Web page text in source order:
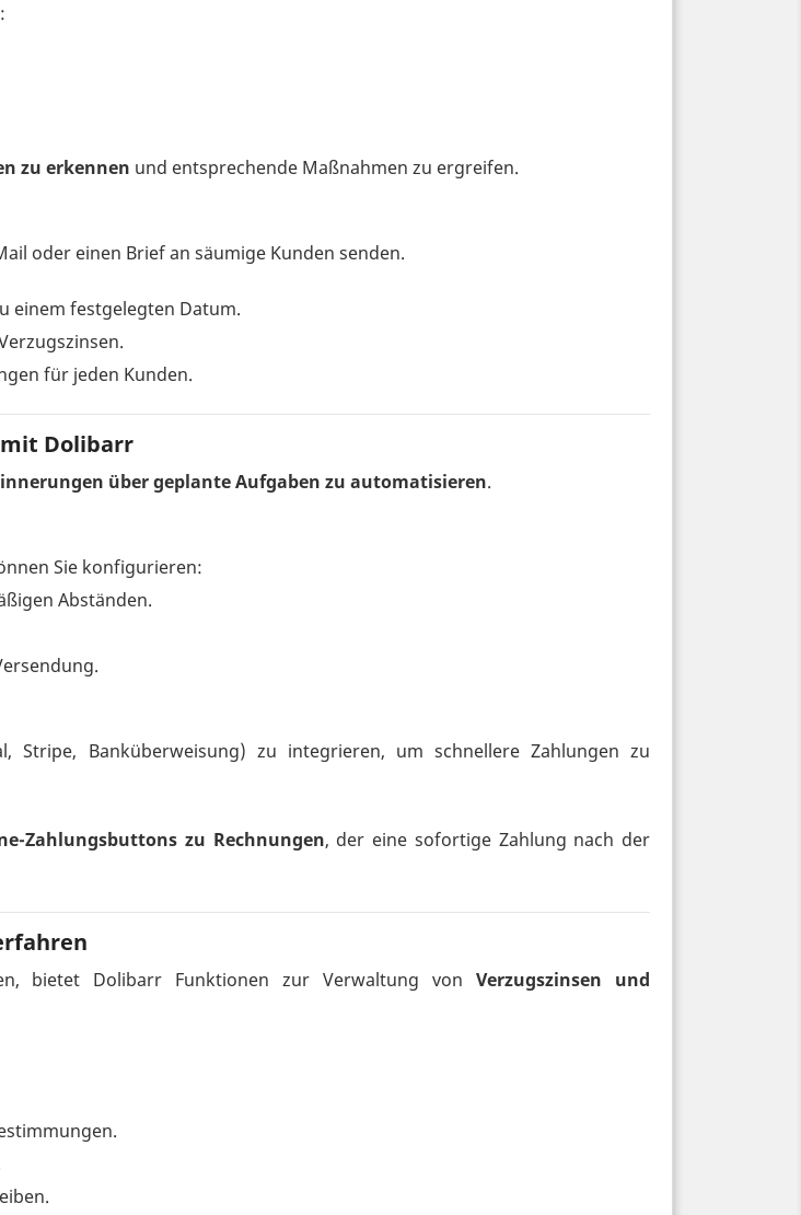
zu erkennen und entsprechende Maßnahmen zu ergreifen.
oder einen Brief an säumige Kunden senden.
einem festgelegten Datum.
für jeden Kunden.
Dolibarr
über geplante Aufgaben zu automatisieren.
Sie konfigurieren:
Abständen.
Stripe, Banküberweisung) zu integrieren, um schnellere Zahlungen zu
Zahlungsbuttons zu Rechnungen, der eine sofortige Zahlung nach der
bietet Dolibarr Funktionen zur Verwaltung vonVerzugszinsen und